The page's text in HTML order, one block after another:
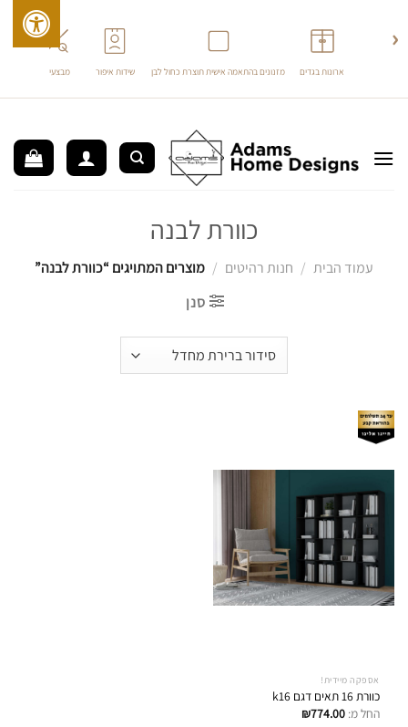
‹
ארונות בגדים מזנונים בהתאמה אישית תוצרת כחול לבן שידות איפור מבצעים
›
כוורת לבנה
עמוד הבית / חנות רהיטים / מוצרים המתויגים “כוורת לבנה”
סנן
אספקה מיידית!
כוורת 16 תאים דגם k16
החל מ:
₪774.00